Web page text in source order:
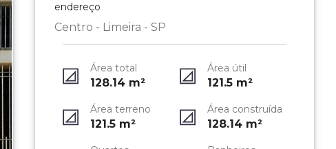
endereço
Centro - Limeira - SP
Área total
128.14m²
Área útil
121.5 m²
Área terreno
121.5m²
Área construída
128.14 m²